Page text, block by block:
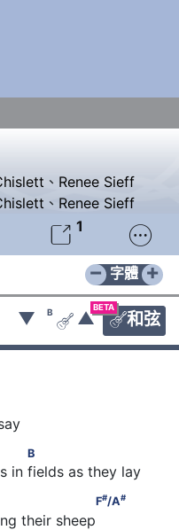
、 Renee Sieff
、 Renee Sieff
 1 
− +
字體
BETA
和弦
▼ B
 ▲
B                       F
B
in fields as they lay
B                        F
F#/A#
their sheep